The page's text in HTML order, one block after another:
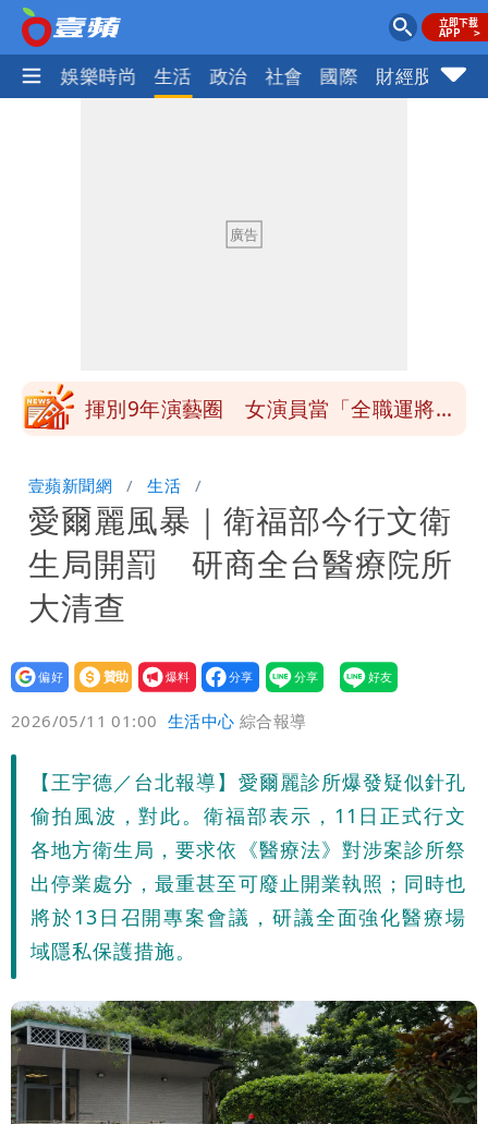
熱門 娛樂時尚 生活 政治 社會 國際 財經股市
回1句笑翻10萬人
白海豚不放假「跟巴威差別在這裡」 蔣
揮別9年演藝圈 女演員當「全職運將」
炸開扁
白海豚發威！內褲掛陽台被吹走 議員神
回1句笑翻10萬人
白海豚不放假「跟巴威差別在這裡」 蔣
萬安：這很清楚標準一致
壹蘋新聞網 生活
愛爾麗風暴｜衛福部今行文衛
生局開罰 研商全台醫療院所
大清查
設為
贊助
我要
爆料
2026/05/11 01:00 生活中心 綜合報導
【王宇德／台北報導】愛爾麗診所爆發疑似針孔
偷拍風波，對此。衛福部表示，11日正式行文
各地方衛生局，要求依《醫療法》對涉案診所祭
出停業處分，最重甚至可廢止開業執照；同時也
將於13日召開專案會議，研議全面強化醫療場
域隱私保護措施。